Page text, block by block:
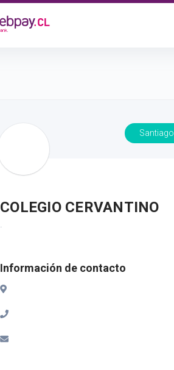
Santiago
COLEGIO CERVANTINO
.
Información de contacto